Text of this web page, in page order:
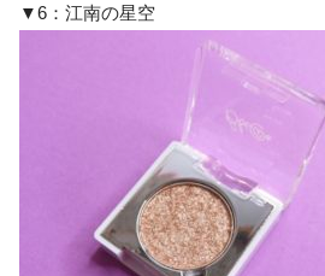
▼6：江南の星空